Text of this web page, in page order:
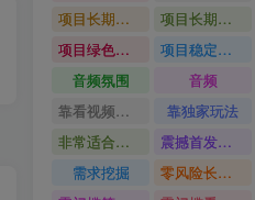
项目长期稳定宝妈上班族既能兼职增收
项目长期稳定
项目绿色长久
项目稳定落地两年以上
音频氛围
音频
靠看视频就能在YouTube上賺到钱
靠独家玩法
非常适合小白快速上手
震撼首发小白利用电脑做游戏搬砖
需求挖掘
零风险长期做